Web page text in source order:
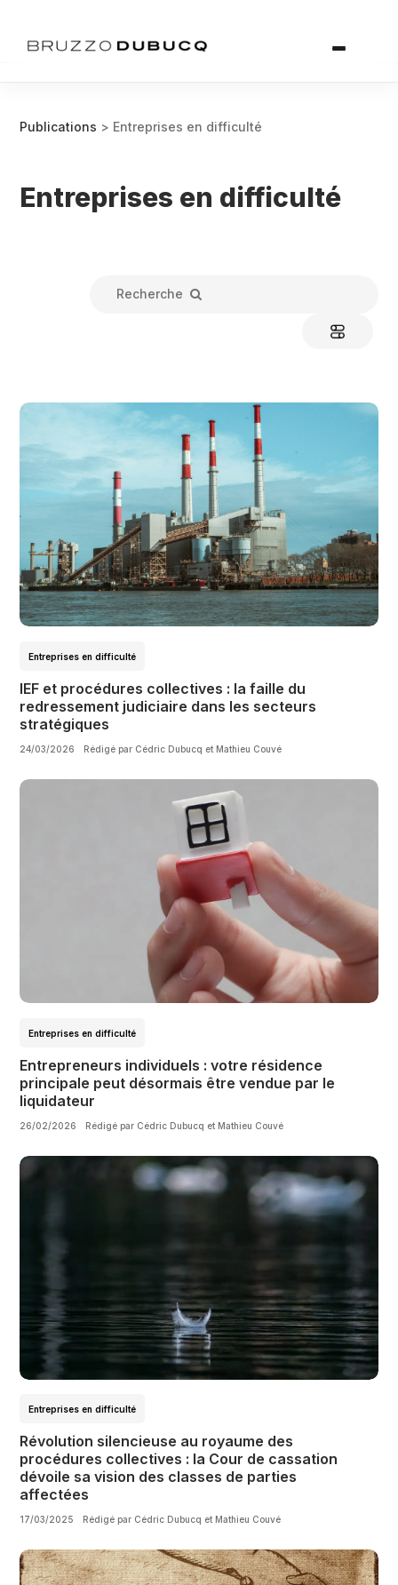
Publications > Entreprises en difficulté
Entreprises en difficulté
Entreprises en difficulté
IEF et procédures collectives : la faille du
redressement judiciaire dans les secteurs
stratégiques
24/03/2026 Rédigé par Cédric Dubucq et Mathieu Couvé
Entreprises en difficulté
Entrepreneurs individuels : votre résidence
principale peut désormais être vendue par le
liquidateur
26/02/2026 Rédigé par Cédric Dubucq et Mathieu Couvé
Entreprises en difficulté
Révolution silencieuse au royaume des
procédures collectives : la Cour de cassation
dévoile sa vision des classes de parties
affectées
17/03/2025 Rédigé par Cédric Dubucq et Mathieu Couvé